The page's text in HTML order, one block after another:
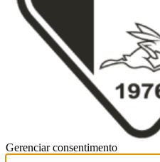
Gerenciar consentimento